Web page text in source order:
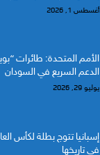
أغسطس 1, 2026
الأمم المتحدة: طائرات
الدعم السريع في السودان
يوليو 29, 2026
في تاريخها